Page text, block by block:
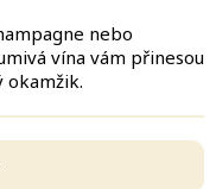
nebo
vína vám přinesou
okamžik.